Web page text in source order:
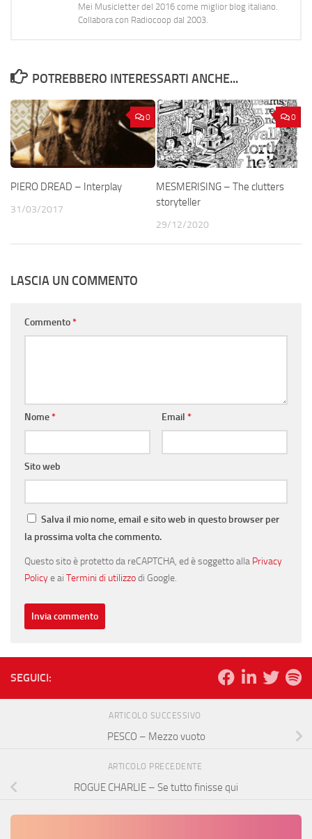
Mei Musicletter del 2016 come miglior blog italiano.
Collabora con Radiocoop dal 2003.
POTREBBERO INTERESSARTI ANCHE...
0
PIERO DREAD – Interplay
31/03/2017
0
MESMERISING – The clutters
storyteller
29/12/2020
LASCIA UN COMMENTO
Commento*
Nome* Email *
Sito web
Salva il mio nome, email e sito web in questo browser per
la prossima volta che commento.
Questo sito è protetto da reCAPTCHA, ed è soggetto alla Privacy
Policye ai Termini di utilizzodi Google.
SEGUICI:
ARTICOLO SUCCESSIVO
PESCO – Mezzo vuoto
ARTICOLO PRECEDENTE
ROGUE CHARLIE – Se tutto finisse qui